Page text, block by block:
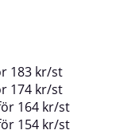
183 kr/st
174 kr/st
164 kr/st
154 kr/st